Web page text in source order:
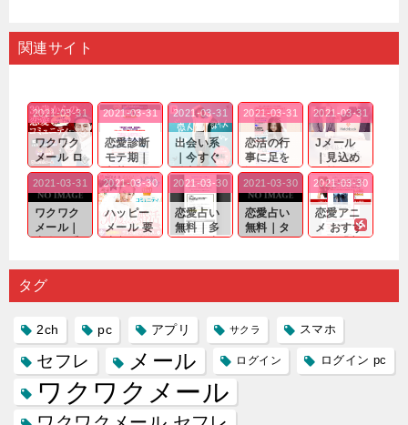
関連サイト
ワクワク
メール ロ
グイン pc
｜心の底
から真
剣...
2021-03-31
恋愛診断
モテ期｜
老若男女
問わ
ず…。
2021-03-31
出会い系
｜今すぐ
仲良くな
れる相手
探しをし
たいと...
2021-03-31
恋活の行
事に足を
運んでも
出会いの
チャンス
が訪れ...
2021-03-31
Jメール
｜見込め
る効果が
確実なも
のであっ
ても…...
2021-03-31
ワクワク
メール｜
り会った
人に軽...
2021-03-31
ハッピー
メール 要
するので
2021-03-30
恋愛占い
無料｜多
プリの内
2021-03-30
恋愛占い
無料｜タ
る人に恋
2021-03-30
恋愛アニ
メ おすす
雑で素人
2021-03-30
タグ
2ch pc アプリ サクラ スマホ
セフレ メール ログイン ログイン pc
ワクワクメール